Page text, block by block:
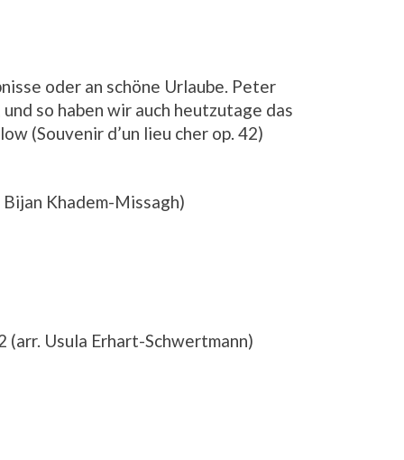
oder an schöne Urlaube. Peter
so haben wir auch heutzutage das
(Souvenir d’un lieu cher op. 42)
Khadem-Missagh)
(arr. Usula Erhart-Schwertmann)